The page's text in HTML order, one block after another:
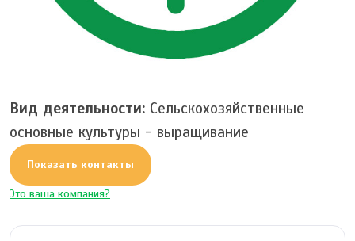
Вид деятельности: Сельскохозяйственные
основные культуры - выращивание
Показать контакты
Это ваша компания?